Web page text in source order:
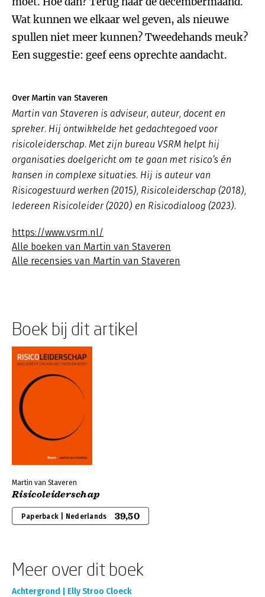
Wat kunnen we elkaar wel geven, als nieuwe
spullen niet meer kunnen? Tweedehands meuk?
Een suggestie: geef eens oprechte aandacht.
Over Martin van Staveren
Martin van Staveren is adviseur, auteur, docent en
spreker. Hij ontwikkelde het gedachtegoed voor
risicoleiderschap. Met zijn bureau VSRM helpt hij
organisaties doelgericht om te gaan met risico’s én
kansen in complexe situaties. Hij is auteur van
Risicogestuurd werken (2015), Risicoleiderschap (2018),
Iedereen Risicoleider (2020) en Risicodialoog (2023).
https://www.vsrm.nl/
Alle boeken van Martin van Staveren
Alle recensies van Martin van Staveren
Boek bij dit artikel
Martin van Staveren
Risicoleiderschap
Paperback | Nederlands 39,50
Meer over dit boek
Achtergrond | Elly Stroo Cloeck